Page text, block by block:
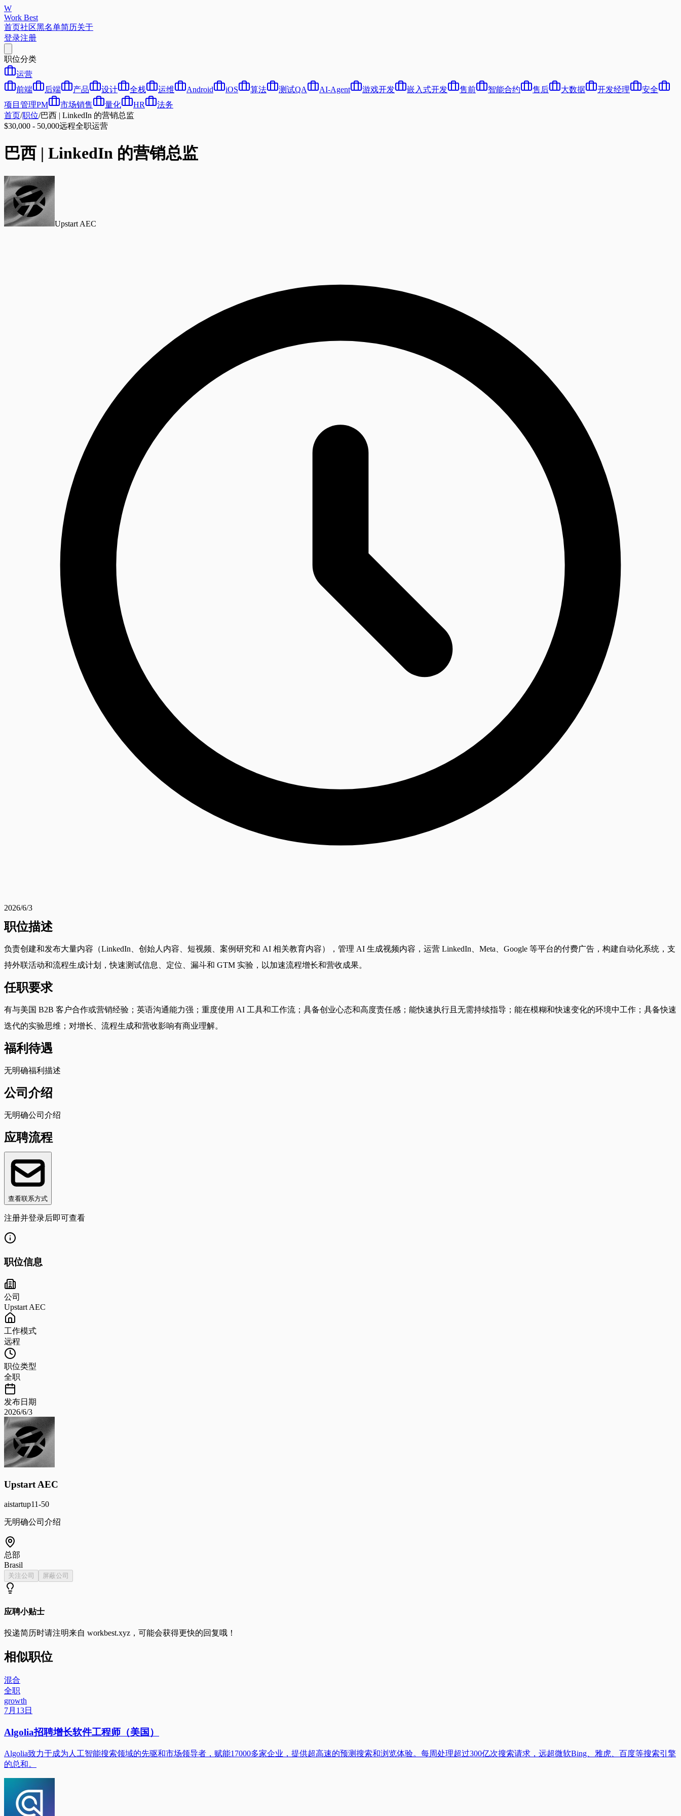
W
Work Best
首页社区黑名单简历关于
登录注册
职位分类
运营
前端
后端 产品 设计 全栈 运维 Android iOS 算法 测试QA AI-Agent 游戏开发 嵌入式开发 售前 智能合约 售后 大数据 开发经理
安全
项目管理PM
市场销售 量化 HR
法务
首页/职位/巴西 | LinkedIn 的营销总监
$30,000 - 50,000远程全职运营
巴西 | LinkedIn 的营销总监
Upstart AEC
2026/6/3
职位描述
负责创建和发布大量内容（LinkedIn、创始人内容、短视频、案例研究和 AI 相关教育内容），管理 AI 生成视频内容，运营 LinkedIn、Meta、Google 等平台的付费广告，构建自动化系统，支
持外联活动和流程生成计划，快速测试信息、定位、漏斗和 GTM 实验，以加速流程增长和营收成果。
任职要求
有与美国 B2B 客户合作或营销经验；英语沟通能力强；重度使用 AI 工具和工作流；具备创业心态和高度责任感；能快速执行且无需持续指导；能在模糊和快速变化的环境中工作；具备快速
迭代的实验思维；对增长、流程生成和营收影响有商业理解。
福利待遇
无明确福利描述
公司介绍
无明确公司介绍
应聘流程
查看联系方式
注册并登录后即可查看
职位信息
公司
Upstart AEC
工作模式
远程
职位类型
全职
发布日期
2026/6/3
Upstart AEC
aistartup11-50
无明确公司介绍
总部
Brasil
关注公司 屏蔽公司
应聘小贴士
投递简历时请注明来自 workbest.xyz ，可能会获得更快的回复哦！
相似职位
混合
全职
growth
7月13日
Algolia招聘增长软件工程师（美国）
Algolia致力于成为人工智能搜索领域的先驱和市场领导者，赋能17000多家企业，提供超高速的预测搜索和浏览体验。每周处理超过300亿次搜索请求，远超微软Bing、雅虎、百度等搜索引擎
的总和。